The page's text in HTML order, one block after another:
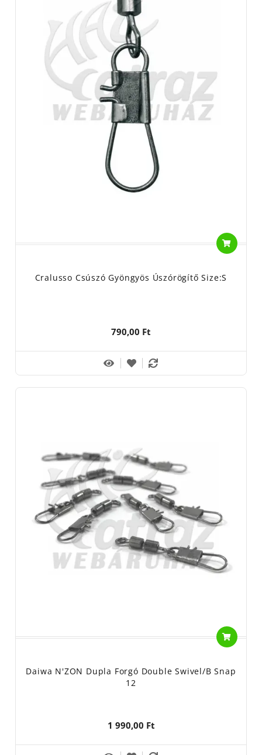
kapcsokkal tudjuk a végszerelénkünkhöz kapcsolni a
a súlyokat, etetőkosarakat vagy a horogelőkénket. A
forgók segítségével védjük meg a zsinórjainkat a
becsavarodástól.
Feeder forgók anyaga: fém, fém/műanyag
Nem játék, gyermekektől elzárva tartandó!
Cralusso Csúszó Gyöngyös Úszórögítő Size:S
790,00 Ft
Daiwa N'ZON Dupla Forgó Double Swivel/B Snap
12
1 990,00 Ft